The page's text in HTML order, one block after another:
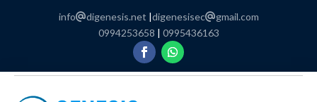
info digenesis.net |digenesisec
gmail.com
0994253658 | 0995436163